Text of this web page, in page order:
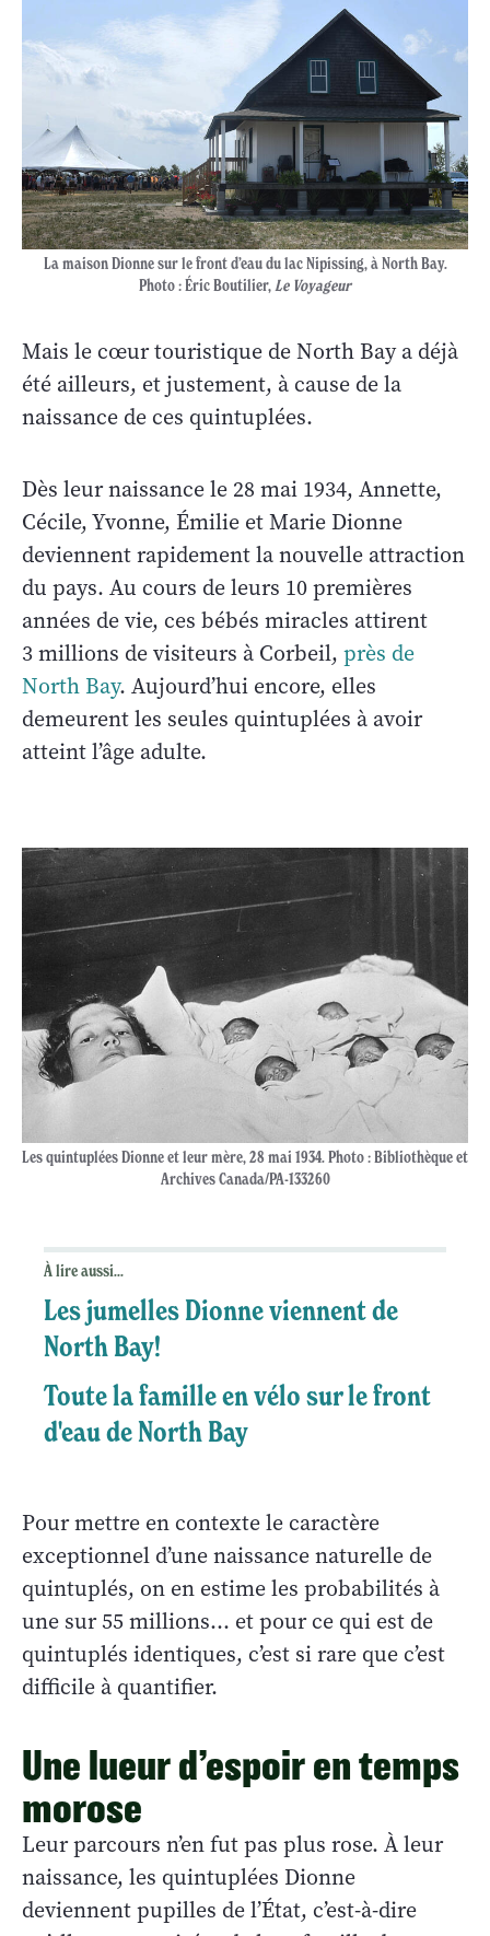
La maison Dionne sur le front d’eau du lac Nipissing, à North Bay.
Photo : Éric Boutilier,Le Voyageur
Mais le cœur touristique de North Bay a déjà
été ailleurs, et justement, à cause de la
naissance de ces quintuplées.
Dès leur naissance le 28 mai 1934, Annette,
Cécile, Yvonne, Émilie et Marie Dionne
deviennent rapidement la nouvelle attraction
du pays. Au cours de leurs 10 premières
années de vie, ces bébés miracles attirent
3 millions de visiteurs à Corbeil, près de
North Bay. Aujourd’hui encore, elles
demeurent les seules quintuplées à avoir
atteint l’âge adulte.
Les quintuplées Dionne et leur mère, 28 mai 1934. Photo : Bibliothèque et
Archives Canada/PA-133260
À lire aussi...
Les jumelles Dionne viennent de
North Bay!
Toute la famille en vélo sur le front
d'eau de North Bay
Pour mettre en contexte le caractère
exceptionnel d’une naissance naturelle de
quintuplés, on en estime les probabilités à
une sur 55 millions... et pour ce qui est de
quintuplés identiques, c’est si rare que c’est
difficile à quantifier.
Une lueur d’espoir en temps
morose
Leur parcours n’en fut pas plus rose. À leur
naissance, les quintuplées Dionne
deviennent pupilles de l’État, c’est-à-dire